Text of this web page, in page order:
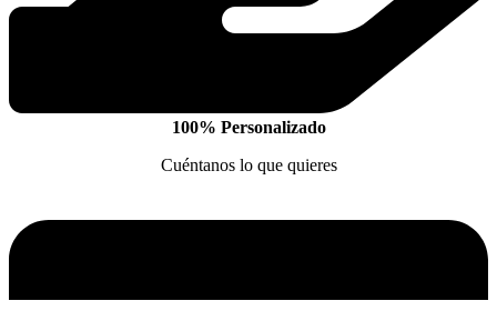
100% Personalizado
Cuéntanos lo que quieres